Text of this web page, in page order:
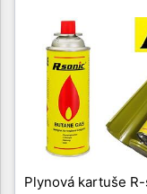
Plynová kartuše